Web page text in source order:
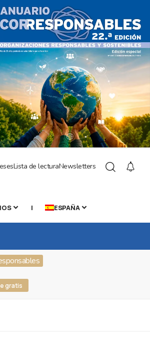
Lista de lecturaNewsletters
| ESPAÑA
gratis